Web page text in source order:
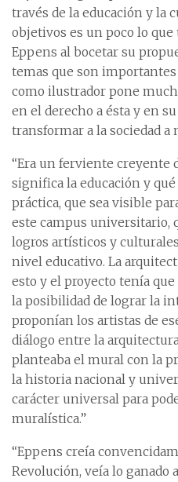
través de la educación y la
objetivos es un poco lo
Eppens al bocetar su
temas que son importantes
como ilustrador pone
en el derecho a ésta y en
transformar a la sociedad
“Era un ferviente creyente
significa la educación y
práctica, que sea visible
este campus universitario,
logros artísticos y
nivel educativo. La
esto y el proyecto tenía
la posibilidad de lograr la
proponían los artistas de
diálogo entre la
planteaba el mural con la
la historia nacional y
carácter universal para
muralística.”
“Eppens creía
Revolución, veía lo ganado